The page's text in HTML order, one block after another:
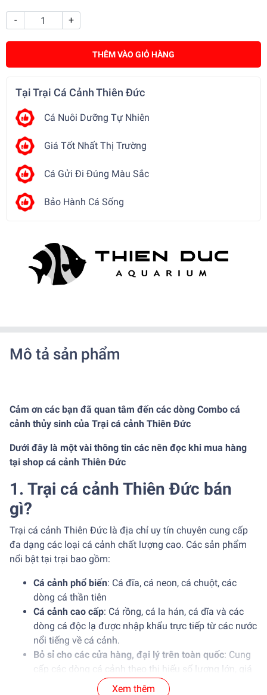
- +
THÊM VÀO GIỎ HÀNG
Tại Trại Cá Cảnh Thiên Đức
Cá Nuôi Dưỡng Tự Nhiên
Giá Tốt Nhất Thị Trường
Cá Gửi Đi Đúng Màu Sắc
Bảo Hành Cá Sống
Mô tả sản phẩm
Cảm ơn các bạn đã quan tâm đến các dòng Combo cá
cảnh thủy sinh của Trại cá cảnh Thiên Đức
Dưới đây là một vài thông tin các nên đọc khi mua hàng
tại shop cá cảnh Thiên Đức
1. Trại cá cảnh Thiên Đức bán
gì?
Trại cá cảnh Thiên Đức là địa chỉ uy tín chuyên cung cấp
đa dạng các loại cá cảnh chất lượng cao. Các sản phẩm
nổi bật tại trại bao gồm:
Cá cảnh phổ biến: Cá đĩa, cá neon, cá chuột, các
dòng cá thần tiên
Cá cảnh cao cấp: Cá rồng, cá la hán, cá dĩa và các
dòng cá độc lạ được nhập khẩu trực tiếp từ các nước
nổi tiếng về cá cảnh.
Bỏ sỉ cho các cửa hàng, đại lý trên toàn quốc: Cung
cấp các dòng cá cảnh theo thị hiếu số lượng lớn, giá
ưu đãi, cá cảnh sức khỏe tốt.
Xem thêm